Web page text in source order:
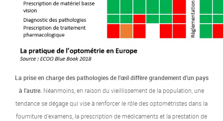
La prise en charge des pathologies de l’œil diffère grandement d’un pays
à l’autre. Néanmoins, en raison du vieillissement de la population, une
tendance se dégage qui vise à renforcer le rôle des optométristes dans la
fourniture d’examens, la prescription de médicaments et la prestation de